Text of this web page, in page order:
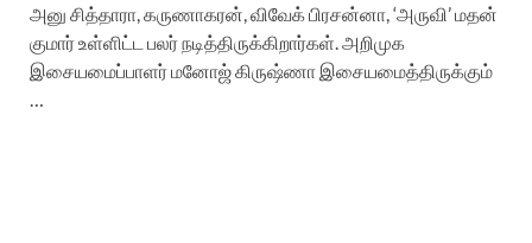
அனு சித்தாரா, கருணாகரன், விவேக் பிரசன்னா, ‘அருவி’ மதன்
குமார் உள்ளிட்ட பலர் நடித்திருக்கிறார்கள். அறிமுக
இசையமைப்பாளர் மனோஜ் கிருஷ்ணா இசையமைத்திருக்கும்
…